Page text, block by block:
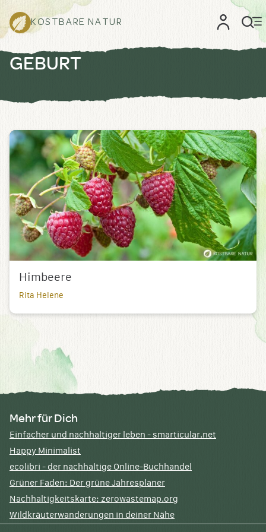
KOSTBARE NATUR
GEBURT
Himbeere
Rita Helene
Mehr für Dich
Einfacher und nachhaltiger leben - smarticular.net
Happy Minimalist
ecolibri - der nachhaltige Online-Buchhandel
Grüner Faden: Der grüne Jahresplaner
Nachhaltigkeitskarte: zerowastemap.org
Wildkräuterwanderungen in deiner Nähe